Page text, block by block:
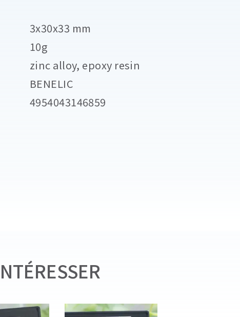
3x30x33 mm
10g
zinc alloy, epoxy resin
BENELIC
4954043146859